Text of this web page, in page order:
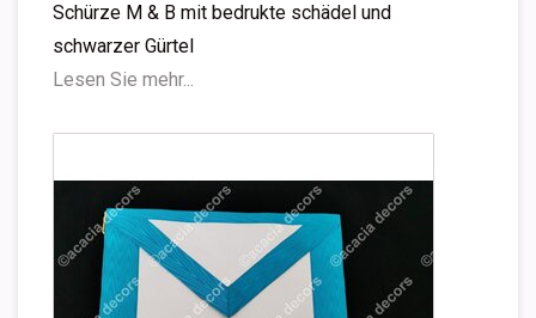
Schürze M & B mit bedrukte schädel und
schwarzer Gürtel
Lesen Sie mehr...